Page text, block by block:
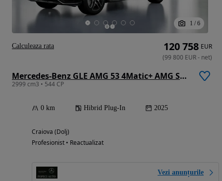
1 / 6
Mercedes-Benz GLE AMG 53 4Matic+ AMG Speedshift TCT 9G AMG Line Advanced Plus
2999 cm3 • 544 CP
0 km Hibrid Plug-In 2025
Craiova (Dolj)
Profesionist • Reactualizat
Vezi anunțurile
120 758 EUR
(99 800 EUR- net)
Calculeaza rata